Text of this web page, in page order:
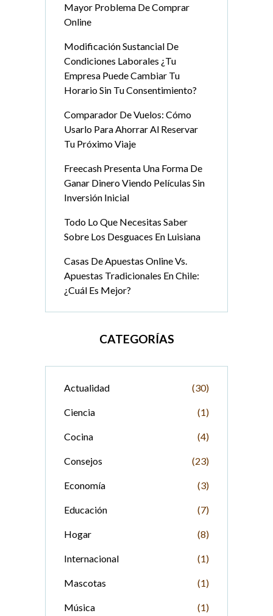
Mayor Problema De Comprar
Online
Modificación Sustancial De
Condiciones Laborales ¿Tu
Empresa Puede Cambiar Tu
Horario Sin Tu Consentimiento?
Comparador De Vuelos: Cómo
Usarlo Para Ahorrar Al Reservar
Tu Próximo Viaje
Freecash Presenta Una Forma De
Ganar Dinero Viendo Películas Sin
Inversión Inicial
Todo Lo Que Necesitas Saber
Sobre Los Desguaces En Luisiana
Casas De Apuestas Online Vs.
Apuestas Tradicionales En Chile:
¿Cuál Es Mejor?
CATEGORÍAS
Actualidad (30)
Ciencia (1)
Cocina (4)
Consejos (23)
Economía (3)
Educación (7)
Hogar (8)
Internacional (1)
Mascotas (1)
Música (1)